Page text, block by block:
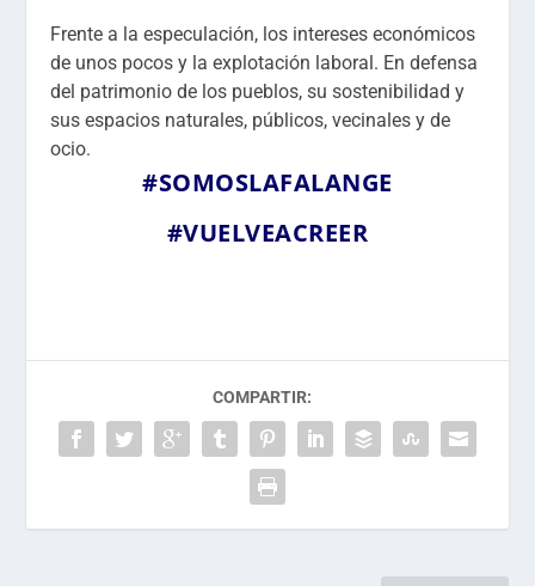
Frente a la especulación, los intereses económicos
de unos pocos y la explotación laboral. En defensa
del patrimonio de los pueblos, su sostenibilidad y
sus espacios naturales, públicos, vecinales y de
ocio.
#SOMOSLAFALANGE
#VUELVEACREER
COMPARTIR: